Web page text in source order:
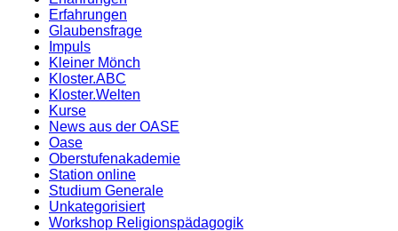
Erfahrungen
Glaubensfrage
Impuls
Kleiner Mönch
Kloster.ABC
Kloster.Welten
Kurse
News aus der OASE
Oase
Oberstufenakademie
Station online
Studium Generale
Unkategorisiert
Workshop Religionspädagogik